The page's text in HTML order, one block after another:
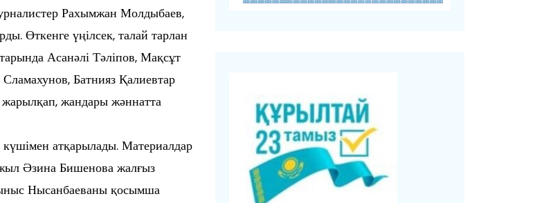
Рахымжан Молдыбаев,
Өткенге үңілсек, талай тарлан
Асанәлі Тәліпов, Мақсұт
Батнияз Қалиевтар
жандары жәннатта
атқарылады. Материалдар
Әзина Бишенова жалғыз
Нысанбаеваны қосымша